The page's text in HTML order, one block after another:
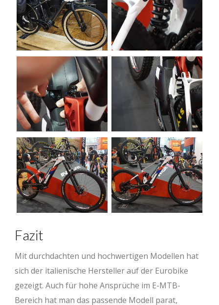
Fazit
Mit durchdachten und hochwertigen Modellen hat
sich der italienische Hersteller auf der Eurobike
gezeigt. Auch für hohe Ansprüche im E-MTB-
Bereich hat man das passende Modell parat,